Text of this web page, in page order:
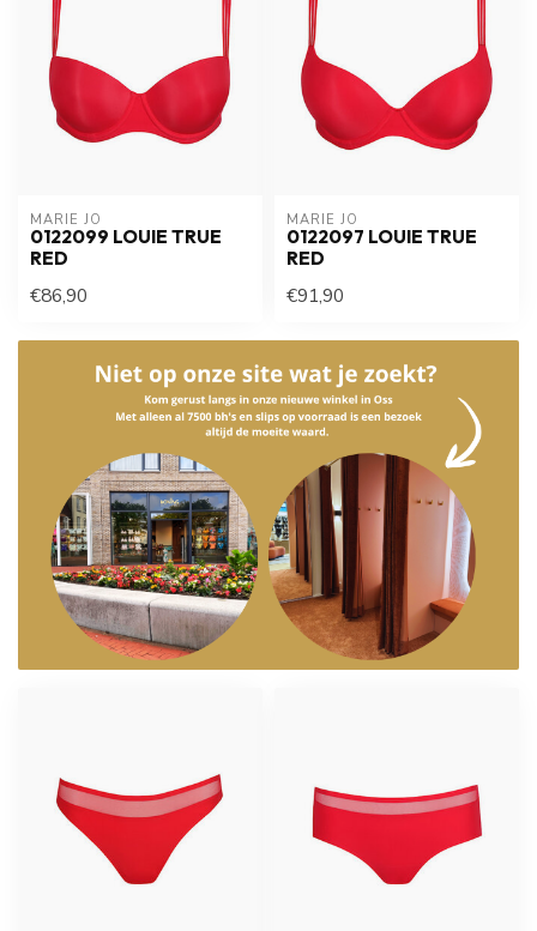
MARIE JO
0122099 LOUIE TRUE
RED
€86,90
MARIE JO
0122097 LOUIE TRUE
RED
€91,90